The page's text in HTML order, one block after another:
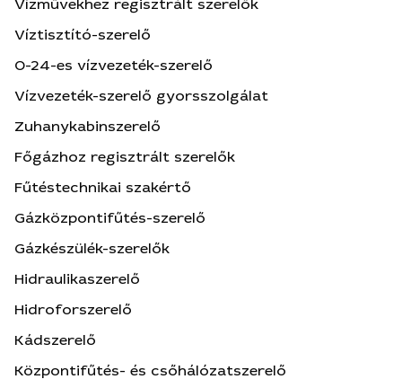
Vízművekhez regisztrált szerelők
Víztisztító-szerelő
0-24-es vízvezeték-szerelő
Vízvezeték-szerelő gyorsszolgálat
Zuhanykabinszerelő
Főgázhoz regisztrált szerelők
Fűtéstechnikai szakértő
Gázközpontifűtés-szerelő
Gázkészülék-szerelők
Hidraulikaszerelő
Hidroforszerelő
Kádszerelő
Központifűtés- és csőhálózatszerelő